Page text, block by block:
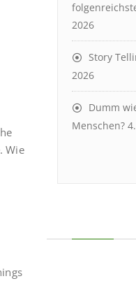
Wie
2026
Story
2026
Dumm
Menschen?